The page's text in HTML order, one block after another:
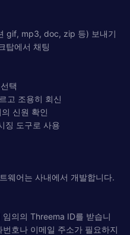
gif, mp3, doc, zip 등) 보내기
탑에서 채팅
택
고 조용히 회신
신원 확인
징 도구로 사용
웨어는 사내에서 개발합니다.
의의 Threema ID를 받습니
호나 이메일 주소가 필요하지